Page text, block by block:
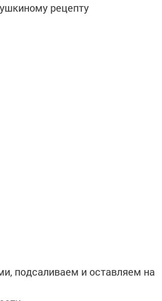
рецепту
подсаливаем и оставляем на